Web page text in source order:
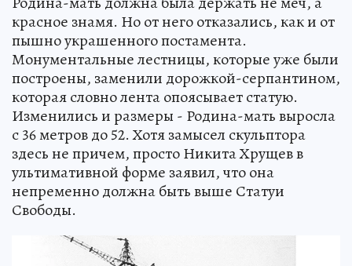
красное знамя. Но от него отказались, как и от
пышно украшенного постамента.
Монументальные лестницы, которые уже были
построены, заменили дорожкой-серпантином,
которая словно лента опоясывает статую.
Изменились и размеры - Родина-мать выросла
с 36 метров до 52. Хотя замысел скульптора
здесь не причем, просто Никита Хрущев в
ультимативной форме заявил, что она
непременно должна быть выше Статуи
Свободы.